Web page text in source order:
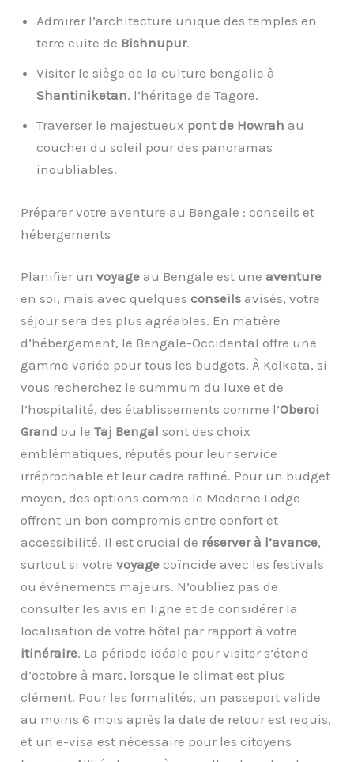
Admirer l’architecture unique des temples en
terre cuite de Bishnupur.
Visiter le siège de la culture bengalie à
Shantiniketan, l’héritage de Tagore.
Traverser le majestueux pont de Howrah au
coucher du soleil pour des panoramas
inoubliables.
Préparer votre aventure au Bengale : conseils et
hébergements
Planifier unvoyage au Bengale est uneaventure
en soi, mais avec quelquesconseils avisés, votre
séjour sera des plus agréables. En matière
d’hébergement, le Bengale-Occidental offre une
gamme variée pour tous les budgets. À Kolkata, si
vous recherchez le summum du luxe et de
l’hospitalité, des établissements comme l’Oberoi
Grand ou leTaj Bengal sont des choix
emblématiques, réputés pour leur service
irréprochable et leur cadre raffiné. Pour un budget
moyen, des options comme le Moderne Lodge
offrent un bon compromis entre confort et
accessibilité. Il est crucial de réserver à l’avance,
surtout si votrevoyage coïncide avec les festivals
ou événements majeurs. N’oubliez pas de
consulter les avis en ligne et de considérer la
localisation de votre hôtel par rapport à votre
itinéraire. La période idéale pour visiter s’étend
d’octobre à mars, lorsque le climat est plus
clément. Pour les formalités, un passeport valide
au moins 6 mois après la date de retour est requis,
et un e-visa est nécessaire pour les citoyens